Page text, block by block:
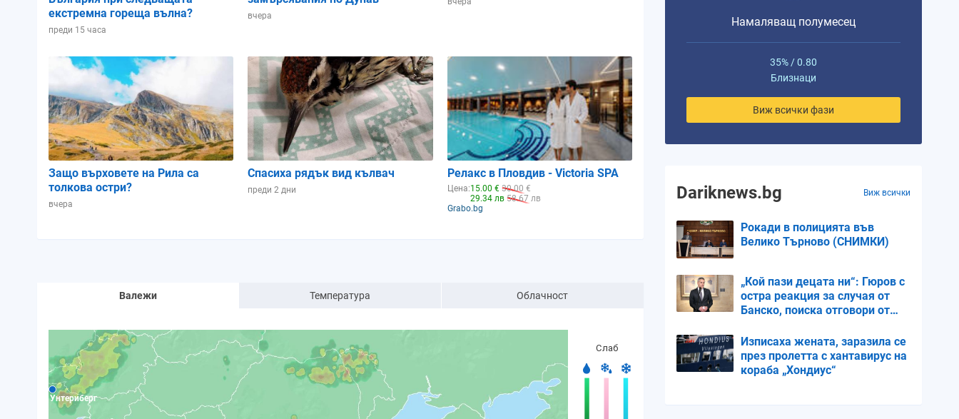
екстремна гореща вълна?
преди 15 часа
вчера
Защо върховете на Рила са
толкова остри?
вчера
Спасиха рядък вид кълвач
преди 2 дни
Релакс в Пловдив - Victoria SPA
Цена:15.00 € 30.00 €
29.34 лв 58.67 лв
Grabo.bg
Валежи Температура Облачност
Унтериберг
Намаляващ полумесец
35% / 0.80
Близнаци
Виж всички фази
Dariknews.bg Виж всички
Рокади в полицията във
Велико Търново (СНИМКИ)
„Кой пази децата ни“: Гюров с
остра реакция за случая от
Банско, поиска отговори от
Изписаха жената, заразила се
през пролетта с хантавирус на
кораба „Хондиус“